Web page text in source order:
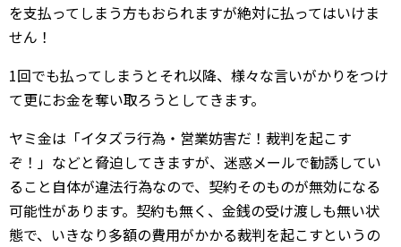
を支払ってしまう方もおられますが絶対に払ってはいけま
せん！
1回でも払ってしまうとそれ以降、様々な言いがかりをつけ
て更にお金を奪い取ろうとしてきます。
ヤミ金は「イタズラ行為・営業妨害だ！裁判を起こす
ぞ！」などと脅迫してきますが、迷惑メールで勧誘してい
ること自体が違法行為なので、契約そのものが無効になる
可能性があります。契約も無く、金銭の受け渡しも無い状
態で、いきなり多額の費用がかかる裁判を起こすというの